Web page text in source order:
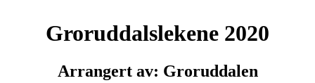
Groruddalslekene 2020
Arrangert av: Groruddalen